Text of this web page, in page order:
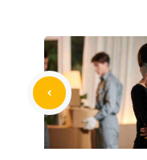
e
b
o
o
k
er ts
A
p
p